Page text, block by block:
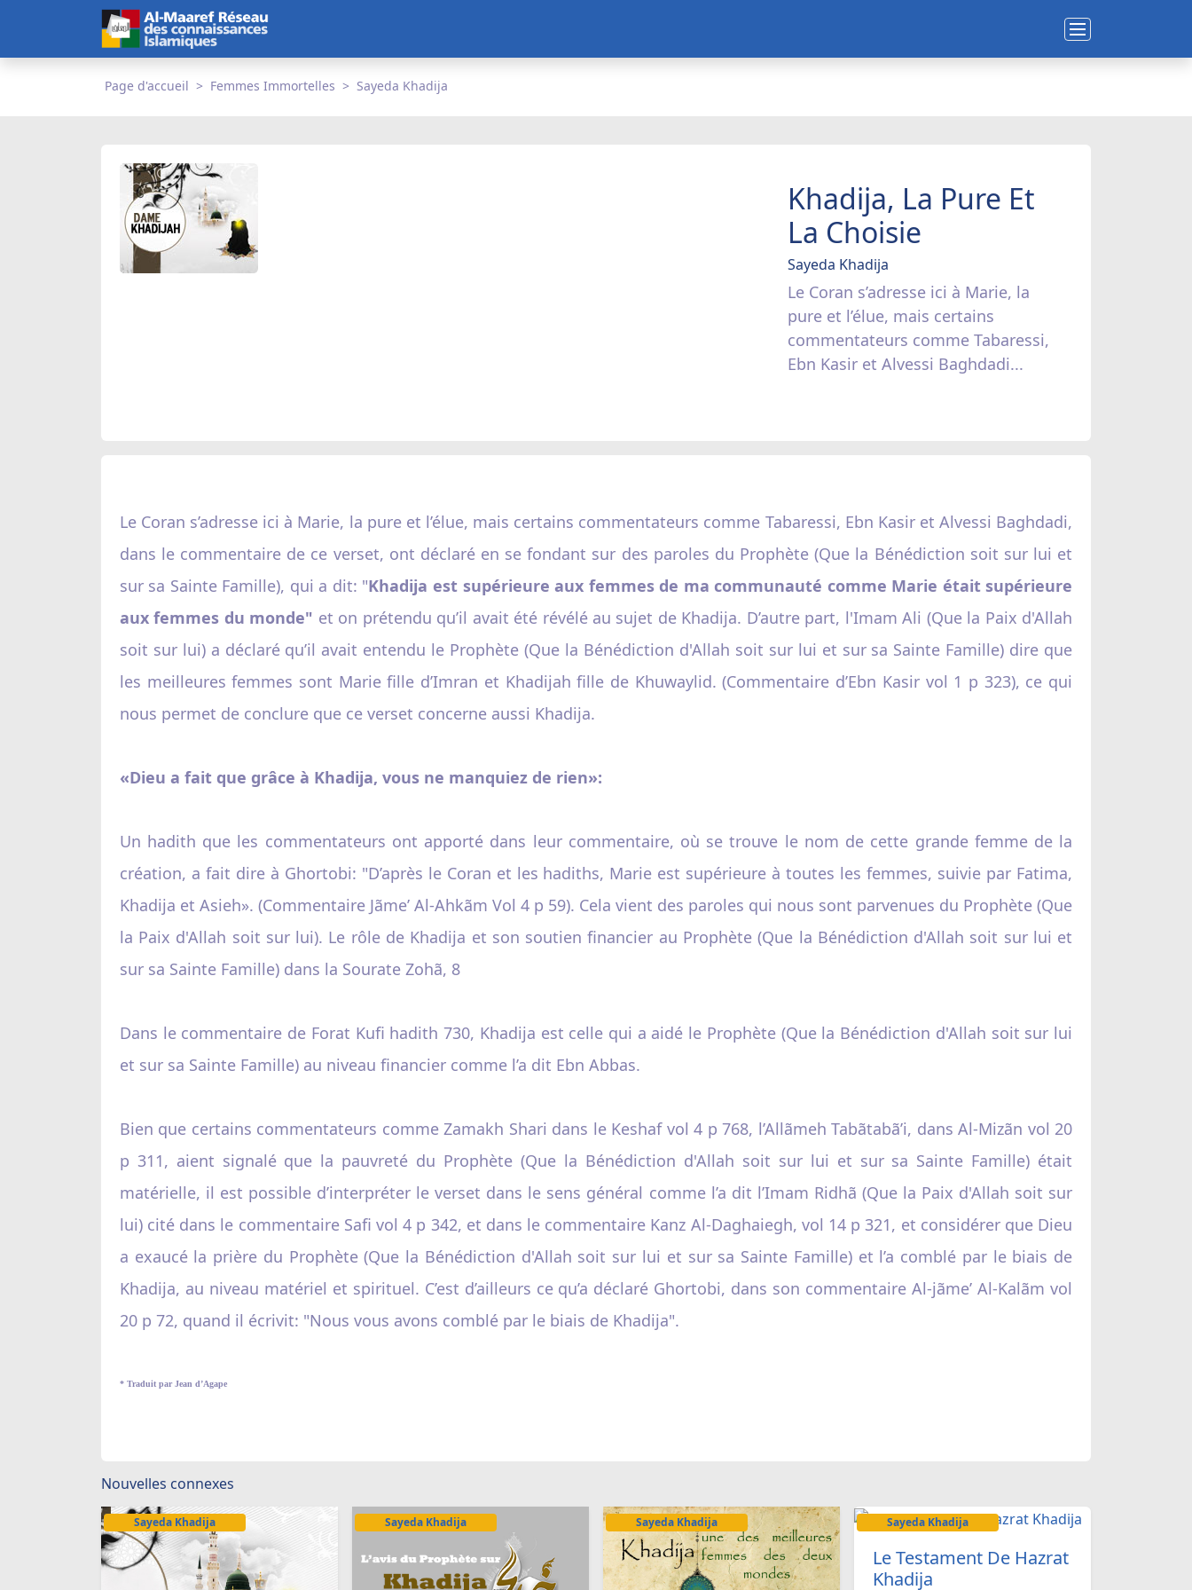
Page d'accueil Femmes Immortelles Sayeda Khadija
Khadija, La Pure Et
La Choisie
Sayeda Khadija
Le Coran s’adresse ici à Marie, la
pure et l’élue, mais certains
commentateurs comme Tabaressi,
Ebn Kasir et Alvessi Baghdadi...
Le Coran s’adresse ici à Marie, la pure et l’élue, mais certains commentateurs comme Tabaressi, Ebn Kasir et Alvessi Baghdadi,
dans le commentaire de ce verset, ont déclaré en se fondant sur des paroles du Prophète (Que la Bénédiction soit sur lui et
sur sa Sainte Famille), qui a dit: "Khadija est supérieure aux femmes de ma communauté comme Marie était supérieure
aux femmes du monde" et on prétendu qu’il avait été révélé au sujet de Khadija. D’autre part, l'Imam Ali (Que la Paix d'Allah
soit sur lui) a déclaré qu’il avait entendu le Prophète (Que la Bénédiction d'Allah soit sur lui et sur sa Sainte Famille) dire que
les meilleures femmes sont Marie fille d’Imran et Khadijah fille de Khuwaylid. (Commentaire d’Ebn Kasir vol 1 p 323), ce qui
nous permet de conclure que ce verset concerne aussi Khadija.
«Dieu a fait que grâce à Khadija, vous ne manquiez de rien»:
Un hadith que les commentateurs ont apporté dans leur commentaire, où se trouve le nom de cette grande femme de la
création, a fait dire à Ghortobi: "D’après le Coran et les hadiths, Marie est supérieure à toutes les femmes, suivie par Fatima,
Khadija et Asieh». (Commentaire Jãme’ Al-Ahkãm Vol 4 p 59). Cela vient des paroles qui nous sont parvenues du Prophète (Que
la Paix d'Allah soit sur lui). Le rôle de Khadija et son soutien financier au Prophète (Que la Bénédiction d'Allah soit sur lui et
sur sa Sainte Famille) dans la Sourate Zohã, 8
Dans le commentaire de Forat Kufi hadith 730, Khadija est celle qui a aidé le Prophète (Que la Bénédiction d'Allah soit sur lui
et sur sa Sainte Famille) au niveau financier comme l’a dit Ebn Abbas.
Bien que certains commentateurs comme Zamakh Shari dans le Keshaf vol 4 p 768, l’Allãmeh Tabãtabã’i, dans Al-Mizãn vol 20
p 311, aient signalé que la pauvreté du Prophète (Que la Bénédiction d'Allah soit sur lui et sur sa Sainte Famille) était
matérielle, il est possible d’interpréter le verset dans le sens général comme l’a dit l’Imam Ridhã (Que la Paix d'Allah soit sur
lui) cité dans le commentaire Safi vol 4 p 342, et dans le commentaire Kanz Al-Daghaiegh, vol 14 p 321, et considérer que Dieu
a exaucé la prière du Prophète (Que la Bénédiction d'Allah soit sur lui et sur sa Sainte Famille) et l’a comblé par le biais de
Khadija, au niveau matériel et spirituel. C’est d’ailleurs ce qu’a déclaré Ghortobi, dans son commentaire Al-jãme’ Al-Kalãm vol
20 p 72, quand il écrivit: "Nous vous avons comblé par le biais de Khadija".
* Traduit par Jean d’Agape
Nouvelles connexes
Sayeda Khadija Sayeda Khadija Sayeda Khadija Sayeda Khadija
Le Testament De Hazrat
Khadija